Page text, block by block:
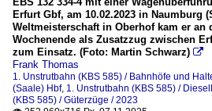
Erfurt Gbf, am 10.02.2023 in Naumburg
Weltmeisterschaft in Oberhof kam er an
Wochenende als Zusatzzug zwischen
zum Einsatz. (Foto: Martin Schwarz) 
Frank Thomas
1. Unstrutbahn (KBS 585) / Bahnhöfe und
(Saale) Hbf, 1. Unstrutbahn (KBS 585) /
(KBS 585) / Güterzüge / 2023